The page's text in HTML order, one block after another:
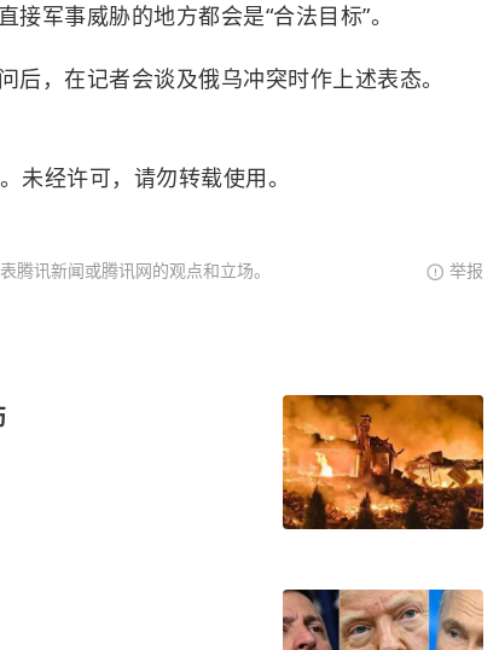
军事威胁的地方都会是“合法目标”。
后，在记者会谈及俄乌冲突时作上述表态。
未经许可，请勿转载使用。
腾讯新闻或腾讯网的观点和立场。 举报